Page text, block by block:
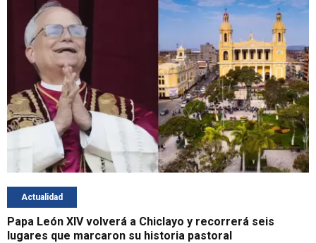
Actualidad
Papa León XIV volverá a Chiclayo y recorrerá seis
lugares que marcaron su historia pastoral